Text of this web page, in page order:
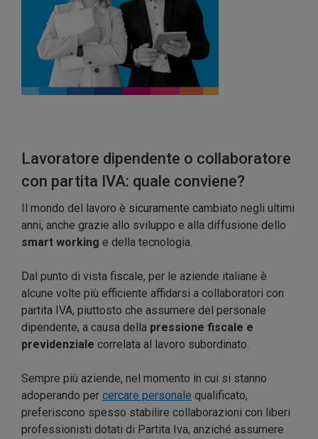
Lavoratore dipendente o collaboratore
con partita IVA: quale conviene?
Il mondo del lavoro è sicuramente cambiato negli ultimi
anni, anche grazie allo sviluppo e alla diffusione dello
smart working e della tecnologia.
Dal punto di vista fiscale, per le aziende italiane è
alcune volte più efficiente affidarsi a collaboratori con
partita IVA, piuttosto che assumere del personale
dipendente, a causa della pressione fiscale e
previdenziale correlata al lavoro subordinato.
Sempre più aziende, nel momento in cui si stanno
adoperando per cercare personale qualificato,
preferiscono spesso stabilire collaborazioni con liberi
professionisti dotati di Partita Iva, anziché assumere